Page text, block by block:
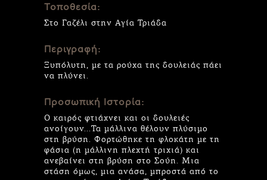
Τοποθεσία:
Στο Γαζέλι στην Αγία Τριάδα
Περιγραφή:
Ξυπόλυτη, με τα ρούχα της δουλειάς πάει
να πλύνει.
Προσωπική Ιστορία:
Ο καιρός φτιάχνει και οι δουλειές
ανοίγουν...Τα μάλλινα θέλουν πλύσιμο
στη βρύση. Φορτώθηκε τη φλοκάτη με τη
φάσια (η μάλλινη πλεχτή τριχιά) και
ανεβαίνει στη βρύση στο Σούη. Μια
στάση όμως, μια ανάσα, μπροστά από το